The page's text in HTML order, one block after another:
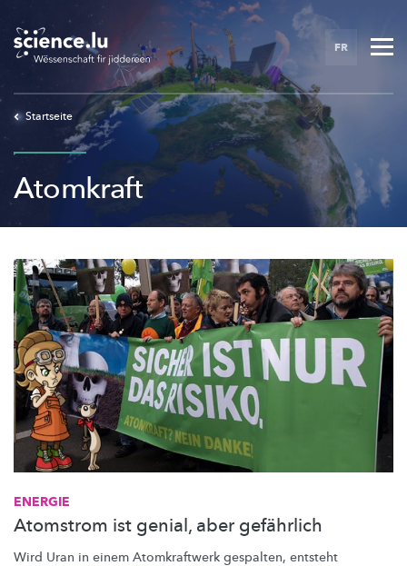
main
content
FR
Startseite
Atomkraft
ENERGIE
Atomstrom ist genial, aber gefährlich
Wird Uran in einem Atomkraftwerk gespalten, entsteht